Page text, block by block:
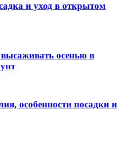
и уход в открытом
осенью в
особенности посадки и